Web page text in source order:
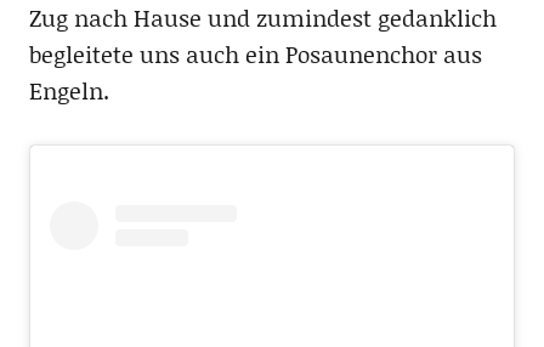
Zug nach Hause und zumindest gedanklich
begleitete uns auch ein Posaunenchor aus
Engeln.